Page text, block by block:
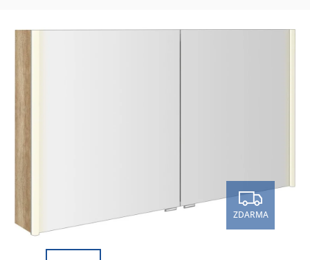
ZDARMA